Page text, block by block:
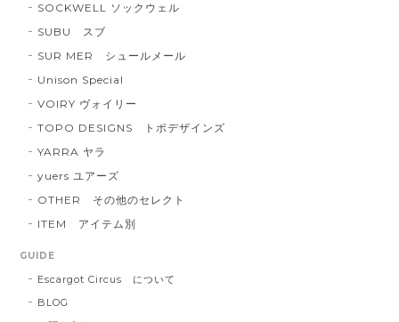
SOCKWELL ソックウェル
SUBU スブ
SUR MER シュールメール
Unison Special
VOIRY ヴォイリー
TOPO DESIGNS トポデザインズ
YARRA ヤラ
yuers ユアーズ
OTHER その他のセレクト
ITEM アイテム別
GUIDE
Escargot Circus について
BLOG